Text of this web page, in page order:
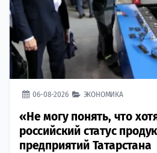
06-08-2026 ЭКОНОМИКА
«Не могу понять, что
российский статус
предприятий Татарстана